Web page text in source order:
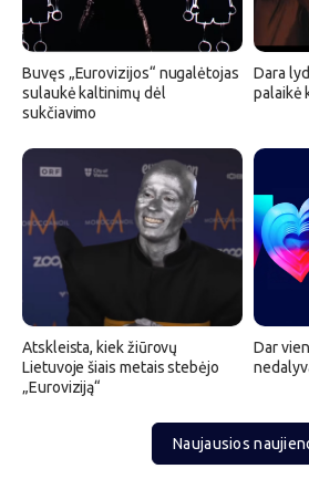
Buvęs „Eurovizijos“ nugalėtojas
sulaukė kaltinimų dėl
sukčiavimo
Dara
palaikė
Atskleista, kiek žiūrovų
Lietuvoje šiais metais stebėjo
„Euroviziją“
Dar
Naujausios